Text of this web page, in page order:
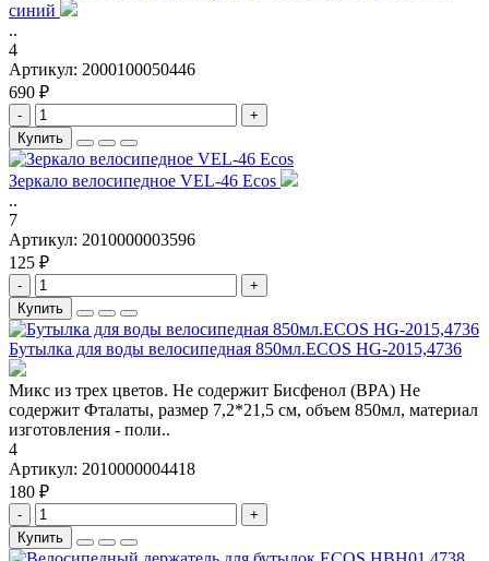
синий
..
4
Артикул: 2000100050446
690 ₽
-
+
Купить
Зеркало велосипедное VEL-46 Ecos
..
7
Артикул: 2010000003596
125 ₽
-
+
Купить
Бутылка для воды велосипедная 850мл.ECOS HG-2015,4736
Микс из трех цветов. Не содержит Бисфенол (BPA) Не
содержит Фталаты, размер 7,2*21,5 см, объем 850мл, материал
изготовления - поли..
4
Артикул: 2010000004418
180 ₽
-
+
Купить